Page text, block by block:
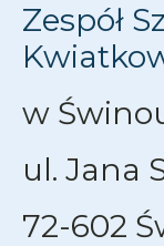
Zespół
w
ul. Jana
72-602